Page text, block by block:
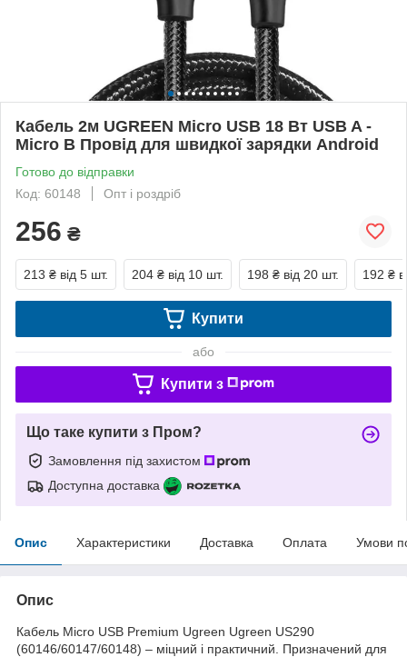
Кабель 2м UGREEN Micro USB 18 Вт USB A -
Micro B Провід для швидкої зарядки Android
Готово до відправки
Код: 60148
Опт і роздріб
256 ₴
213 ₴ від 5 шт. 204 ₴ від 10 шт. 198 ₴ від 20 шт. 192 ₴
Купити
або
Купити з
Що таке купити з Пром?
Замовлення під захистом
Доступна доставка
Опис Характеристики Доставка Оплата Умови
Опис
Кабель Micro USB Premium Ugreen Ugreen US290
(60146/60147/60148) – міцний і практичний. Призначений для